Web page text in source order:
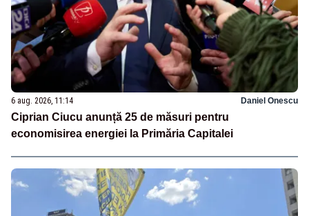
6 aug. 2026, 11:14 Daniel Onescu
Ciprian Ciucu anunță 25 de măsuri pentru
economisirea energiei la Primăria Capitalei